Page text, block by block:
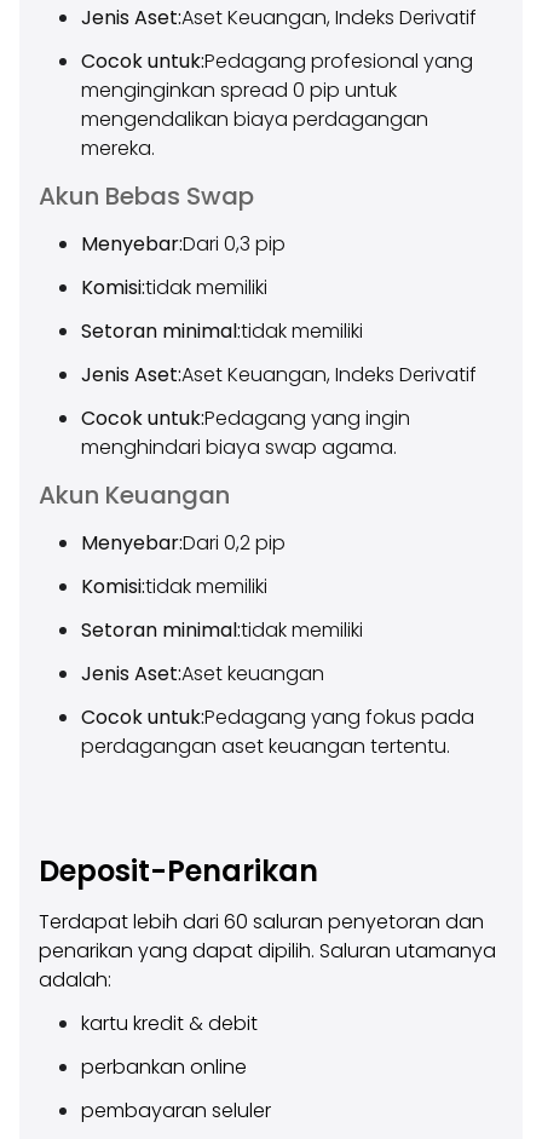
Jenis Aset:Aset Keuangan, Indeks Derivatif
Cocok untuk:Pedagang profesional yang
menginginkan spread 0 pip untuk
mengendalikan biaya perdagangan
mereka.
Akun Bebas Swap
Menyebar:Dari 0,3 pip
Komisi:tidak memiliki
Setoran minimal:tidak memiliki
Jenis Aset:Aset Keuangan, Indeks Derivatif
Cocok untuk:Pedagang yang ingin
menghindari biaya swap agama.
Akun Keuangan
Menyebar:Dari 0,2 pip
Komisi:tidak memiliki
Setoran minimal:tidak memiliki
Jenis Aset:Aset keuangan
Cocok untuk:Pedagang yang fokus pada
perdagangan aset keuangan tertentu.
Deposit-Penarikan
Terdapat lebih dari 60 saluran penyetoran dan
penarikan yang dapat dipilih. Saluran utamanya
adalah:
kartu kredit & debit
perbankan online
pembayaran seluler